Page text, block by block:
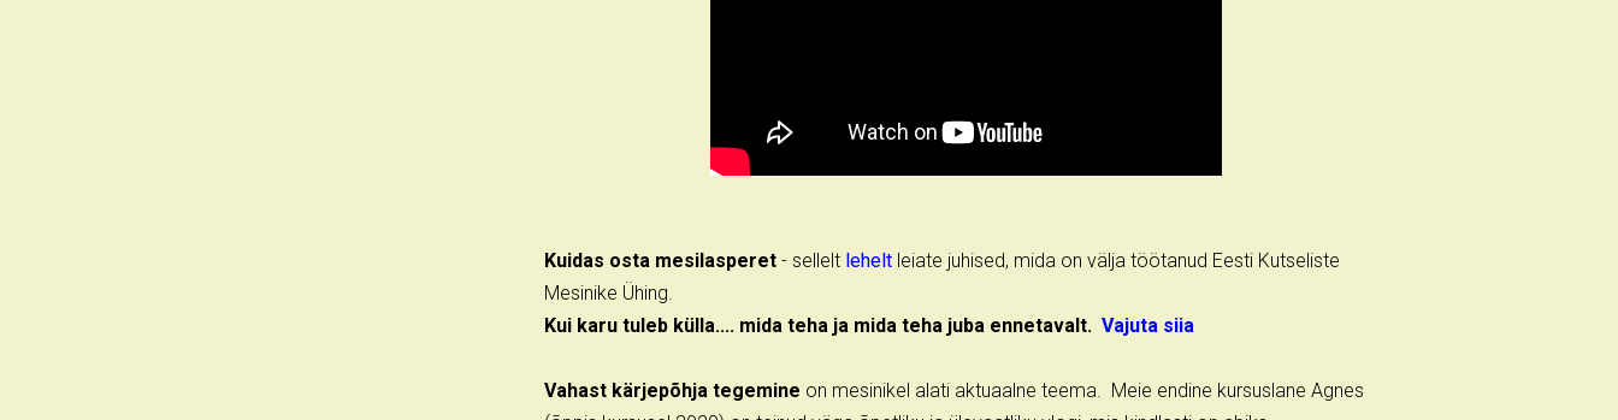
Kuidas osta mesilasperet - sellelt lehelt leiate juhised, mida on välja töötanud Eesti Kutseliste
Mesinike Ühing.
Kui karu tuleb külla.... mida teha ja mida teha juba ennetavalt. Vajuta siia
Vahast kärjepõhja tegemine on mesinikel alati aktuaalne teema. Meie endine kursuslane Agnes